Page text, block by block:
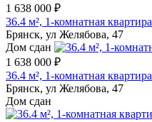
1 638 000 ₽
36.4 м², 1-комнатная квартира
Брянск, ул Желябова, 47
Дом сдан
1 638 000 ₽
36.4 м², 1-комнатная квартира
Брянск, ул Желябова, 47
Дом сдан